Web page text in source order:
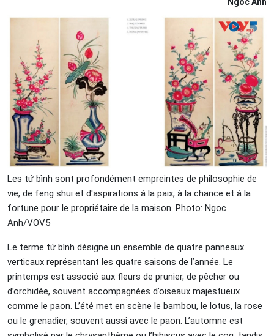
Les tứ bình sont profondément empreintes de philosophie de
vie, de feng shui et d'aspirations à la paix, à la chance et à la
fortune pour le propriétaire de la maison. Photo: Ngoc
Anh/VOV5
Le terme tứ bình désigne un ensemble de quatre panneaux
verticaux représentant les quatre saisons de l’année. Le
printemps est associé aux fleurs de prunier, de pêcher ou
d’orchidée, souvent accompagnées d’oiseaux majestueux
comme le paon. L’été met en scène le bambou, le lotus, la rose
ou le grenadier, souvent aussi avec le paon. L’automne est